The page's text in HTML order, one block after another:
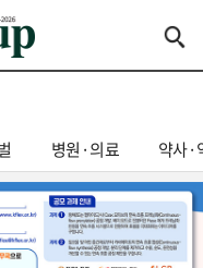
병원·의료 약사·